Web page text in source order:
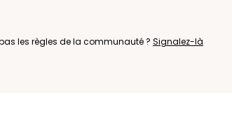
les règles de la communauté ? Signalez-là